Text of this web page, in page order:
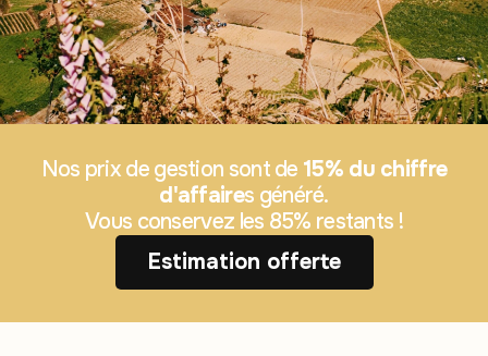
Nos prix de gestion sont de 15% du chiffre
d'affaires généré.
Vous conservez les 85% restants !
Estimation offerte